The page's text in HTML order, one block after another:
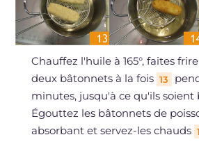
Chauffez l'huile à 165°, faites
deux bâtonnets à la fois 13
minutes, jusqu'à ce qu'ils soient
Égouttez les bâtonnets de
absorbant et servez-les chauds